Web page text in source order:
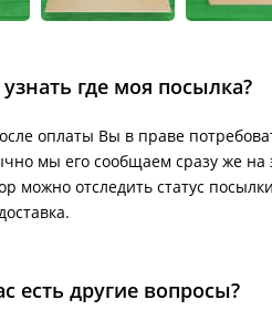
где моя посылка?
оплаты Вы в праве
мы его сообщаем сразу же на
можно отследить статус
есть другие вопросы?